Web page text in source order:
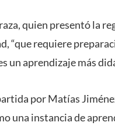
quien presentó la
“que requiere
un aprendizaje más
por Matías
una instancia de